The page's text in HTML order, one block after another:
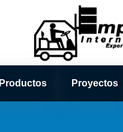
Productos Proyectos